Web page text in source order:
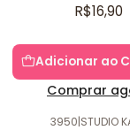
R$16,90
Adicionar ao
Comprar
3950|STUDIO